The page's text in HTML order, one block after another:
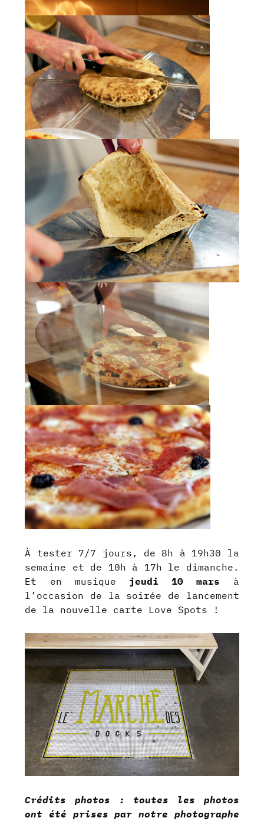
À tester 7/7 jours, de 8h à 19h30 la
semaine et de 10h à 17h le dimanche.
Et en musique jeudi 10 mars à
l’occasion de la soirée de lancement
de la nouvelle carte Love Spots !
Crédits photos : toutes les photos
ont été prises par notre photographe